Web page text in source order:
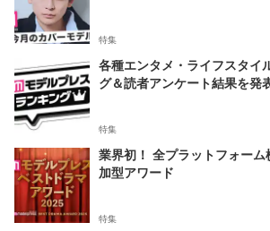
特集
各種エンタメ・ライフスタイ
グ＆読者アンケート結果を発
特集
業界初！ 全プラットフォー
加型アワード
特集